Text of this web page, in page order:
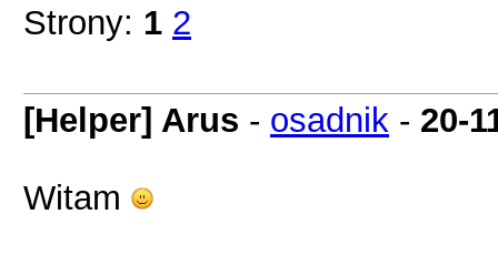
Strony: 1 2
[Helper] Arus - osadnik - 20-
Witam